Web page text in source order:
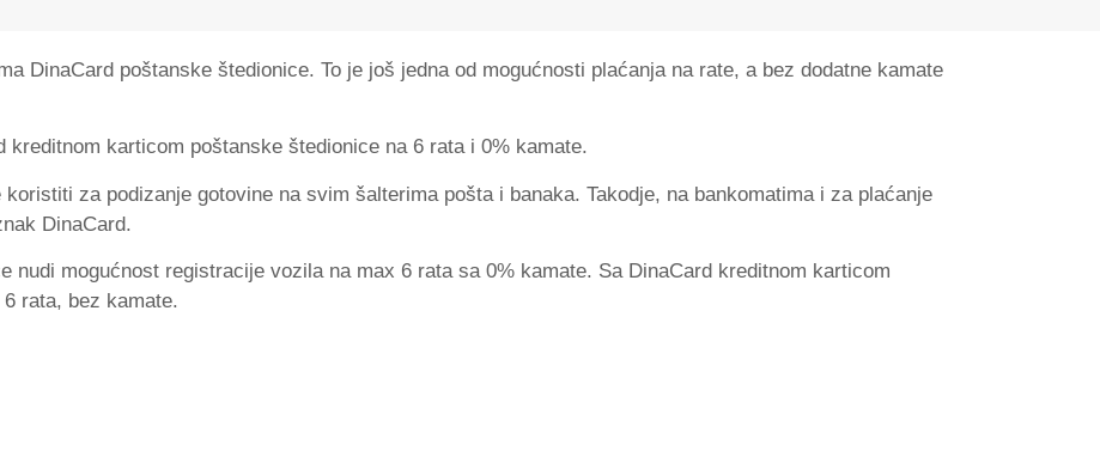
DinaCard poštanske štedionice. To je još jedna od mogućnosti plaćanja na rate, a bez dodatne kamate
kreditnom karticom poštanske štedionice na 6 rata i 0% kamate.
za podizanje gotovine na svim šalterima pošta i banaka. Takodje, na bankomatima i za plaćanje
DinaCard.
nudi mogućnost registracije vozila na max 6 rata sa 0% kamate. Sa DinaCard kreditnom karticom
rata, bez kamate.